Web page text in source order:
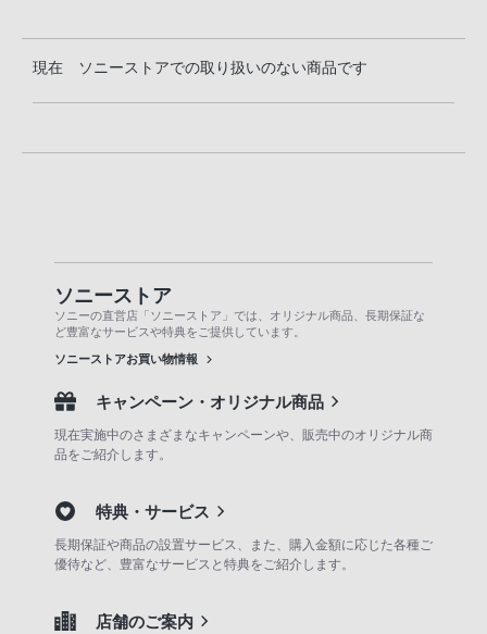
現在 ソニーストアでの取り扱いのない商品です
ソニーストア
ソニーの直営店「ソニーストア」では、オリジナル商品、長期保証な
ど豊富なサービスや特典をご提供しています。
ソニーストアお買い物情報
キャンペーン・オリジナル商品
現在実施中のさまざまなキャンペーンや、販売中のオリジナル商
品をご紹介します。
特典・サービス
長期保証や商品の設置サービス、また、購入金額に応じた各種ご
優待など、豊富なサービスと特典をご紹介します。
店舗のご案内